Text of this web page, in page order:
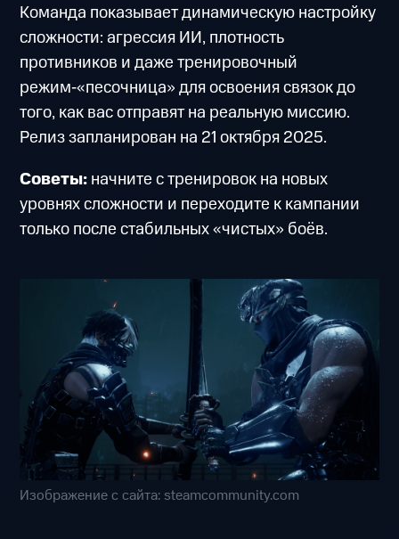
Команда показывает динамическую настройку
сложности: агрессия ИИ, плотность
противников и даже тренировочный
режим‑«песочница» для освоения связок до
того, как вас отправят на реальную миссию.
Релиз запланирован на 21 октября 2025.
Советы:начните с тренировок на новых
уровнях сложности и переходите к кампании
только после стабильных «чистых» боёв.
Изображение с сайта: steamcommunity.com